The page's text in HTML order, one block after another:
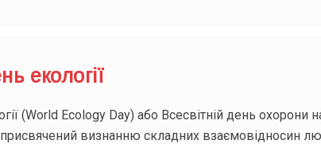
екології
(World Ecology Day) або Всесвітній день
присвячений визнанню складних взаємовідносин